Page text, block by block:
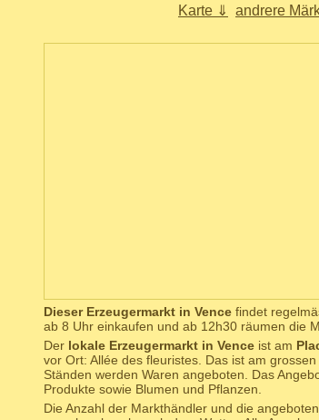
Karte ⇓ andrere
Dieser Erzeugermarkt in Vencefindet
ab 8 Uhr einkaufen und ab 12h30 räumen die
Der lokale Erzeugermarkt in Venceist am
vor Ort: Allée des fleuristes. Das ist am
Ständen werden Waren angeboten. Das
Produkte sowie Blumen und Pflanzen.
Die Anzahl der Markthändler und die